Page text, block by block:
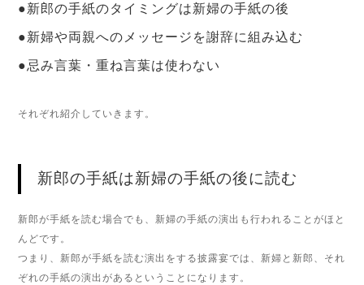
●新郎の手紙のタイミングは新婦の手紙の後
●新婦や両親へのメッセージを謝辞に組み込む
●忌み言葉・重ね言葉は使わない
それぞれ紹介していきます。
新郎の手紙は新婦の手紙の後に読む
新郎が手紙を読む場合でも、新婦の手紙の演出も行われることがほと
んどです。
つまり、新郎が手紙を読む演出をする披露宴では、新婦と新郎、それ
ぞれの手紙の演出があるということになります。